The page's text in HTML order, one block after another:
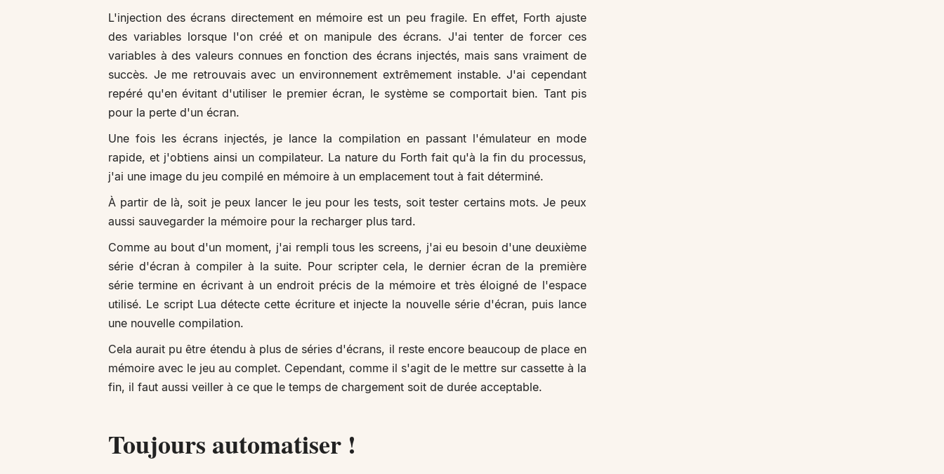
L'injection des écrans directement en mémoire est un peu fragile. En effet, Forth ajuste
des variables lorsque l'on créé et on manipule des écrans. J'ai tenter de forcer ces
variables à des valeurs connues en fonction des écrans injectés, mais sans vraiment de
succès. Je me retrouvais avec un environnement extrêmement instable. J'ai cependant
repéré qu'en évitant d'utiliser le premier écran, le système se comportait bien. Tant pis
pour la perte d'un écran.
Une fois les écrans injectés, je lance la compilation en passant l'émulateur en mode
rapide, et j'obtiens ainsi un compilateur. La nature du Forth fait qu'à la fin du processus,
j'ai une image du jeu compilé en mémoire à un emplacement tout à fait déterminé.
À partir de là, soit je peux lancer le jeu pour les tests, soit tester certains mots. Je peux
aussi sauvegarder la mémoire pour la recharger plus tard.
Comme au bout d'un moment, j'ai rempli tous les screens, j'ai eu besoin d'une deuxième
série d'écran à compiler à la suite. Pour scripter cela, le dernier écran de la première
série termine en écrivant à un endroit précis de la mémoire et très éloigné de l'espace
utilisé. Le script Lua détecte cette écriture et injecte la nouvelle série d'écran, puis lance
une nouvelle compilation.
Cela aurait pu être étendu à plus de séries d'écrans, il reste encore beaucoup de place en
mémoire avec le jeu au complet. Cependant, comme il s'agit de le mettre sur cassette à la
fin, il faut aussi veiller à ce que le temps de chargement soit de durée acceptable.
Toujours automatiser !